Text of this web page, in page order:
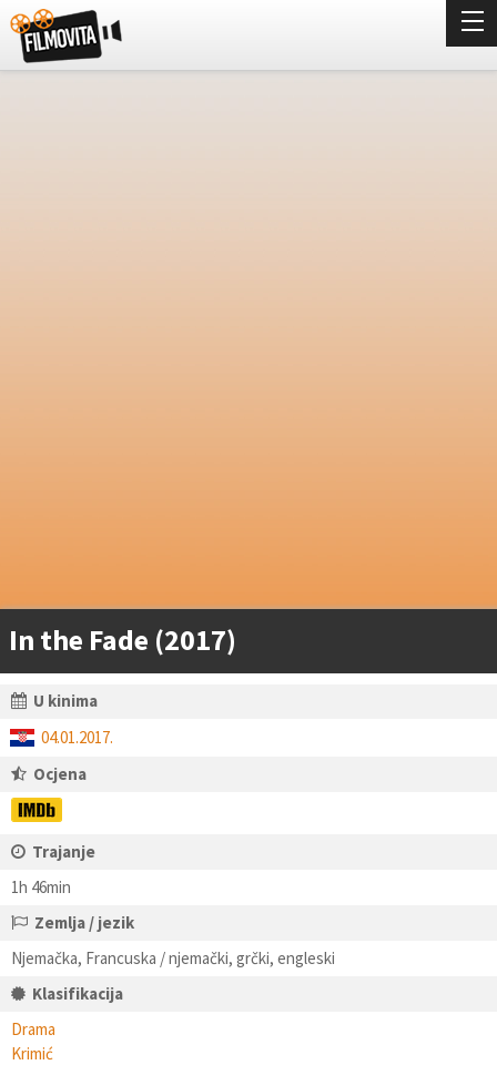
In the Fade (2017)
U kinima
04.01.2017.
Ocjena
Trajanje
1h 46min
Zemlja / jezik
Njemačka, Francuska / njemački, grčki, engleski
Klasifikacija
Drama
Krimić